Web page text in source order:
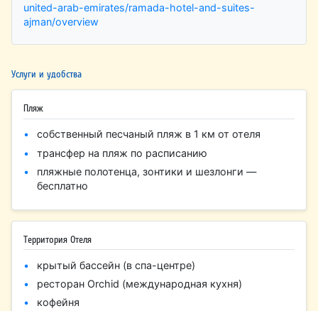
united-arab-emirates/ramada-hotel-and-suites-
ajman/overview
Услуги и удобства
Пляж
собственный песчаный пляж в 1 км от отеля
трансфер на пляж по расписанию
пляжные полотенца, зонтики и шезлонги —
бесплатно
Территория Отеля
крытый бассейн (в спа-центре)
ресторан Orchid (международная кухня)
кофейня